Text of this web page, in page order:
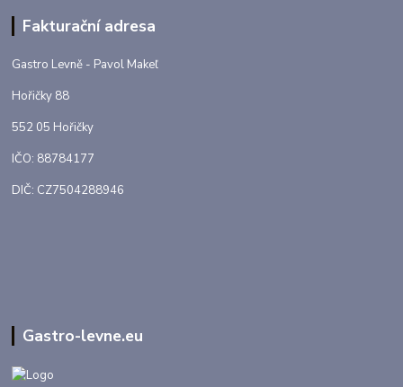
Fakturační adresa
Gastro Levně - Pavol Makeľ
Hořičky 88
552 05 Hořičky
IČO: 88784177
DIČ: CZ7504288946
Gastro-levne.eu